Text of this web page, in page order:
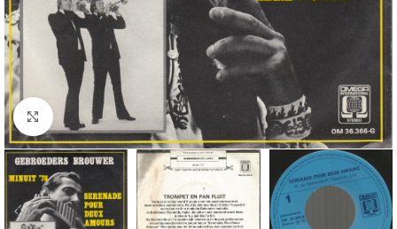
Click to enlarge